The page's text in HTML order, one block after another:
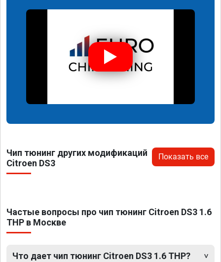
Чип тюнинг других модификаций
Citroen DS3
Показать все
Частые вопросы про чип тюнинг Citroen DS3 1.6
THP в Москве
Что дает чип тюнинг Citroen DS3 1.6 THP?